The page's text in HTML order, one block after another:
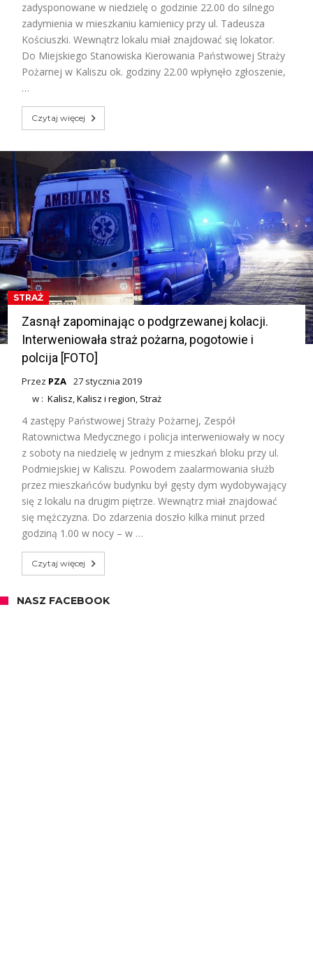
zadysponowane w niedzielę o godzinie 22.00 do silnego
zadymienia w mieszkaniu kamienicy przy ul. Tadeusza
Kościuszki. Wewnątrz lokalu miał znajdować się lokator.
Do Miejskiego Stanowiska Kierowania Państwowej Straży
Pożarnej w Kaliszu ok. godziny 22.00 wpłynęło zgłoszenie,
…
Czytaj więcej
STRAŻ
Zasnął zapominając o podgrzewanej kolacji.
Interweniowała straż pożarna, pogotowie i
polcija [FOTO]
Przez PZA 27 stycznia 2019
w :Kalisz,Kalisz i region, Straż
4 zastępy Państwowej Straży Pożarnej, Zespół
Ratownictwa Medycznego i policja interweniowały w nocy
z soboty na niedzielę w jednym z mieszkań bloku przy ul.
Podmiejskiej w Kaliszu. Powodem zaalarmowania służb
przez mieszkańców budynku był gęsty dym wydobywający
się z lokalu na drugim piętrze. Wewnątrz miał znajdować
się mężczyzna. Do zdarzenia doszło kilka minut przed
godziną 1.00 w nocy – w …
Czytaj więcej
NASZ FACEBOOK